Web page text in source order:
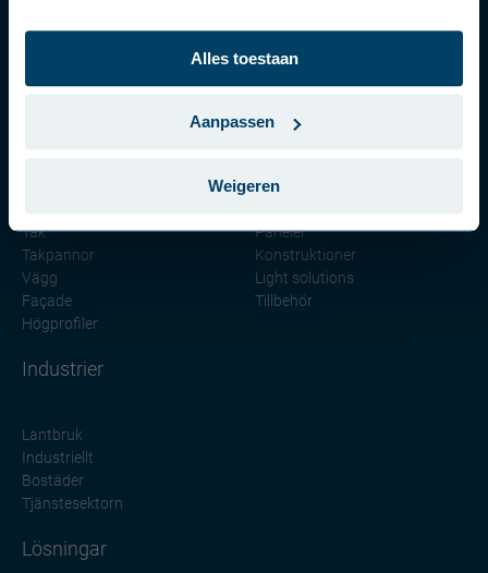
Alles toestaan
Aanpassen
Weigeren
Svenska (Sverige)
Português (Portugal)
Tak
Takpannor
Vägg
Façade
Högprofiler
Paneler
Konstruktioner
Light solutions
Tillbehör
Industrier
Lantbruk
Industriellt
Bostäder
Tjänstesektorn
Lösningar